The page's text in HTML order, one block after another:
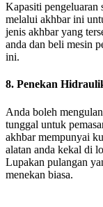
Kapasiti pengeluaran
melalui akhbar ini
jenis akhbar yang
anda dan beli mesin
ini.
8. Penekan
Anda boleh
tunggal untuk
akhbar mempunyai
alatan anda kekal di
Lupakan pulangan
menekan biasa.